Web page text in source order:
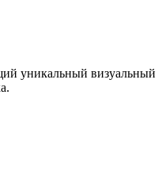
уникальный визуальный